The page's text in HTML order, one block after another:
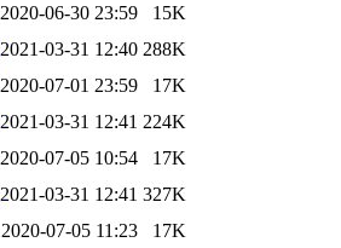
2020-06-30 23:59
15K
2021-03-31 12:40 288K
2020-07-01 23:59
17K
2021-03-31 12:41 224K
2020-07-05 10:54
17K
2021-03-31 12:41 327K
2020-07-05 11:23 17K